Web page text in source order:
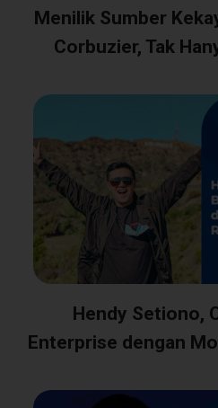
Menilik Sumber
Corbuzier, Tak
Hendy Setiono,
Enterprise dengan